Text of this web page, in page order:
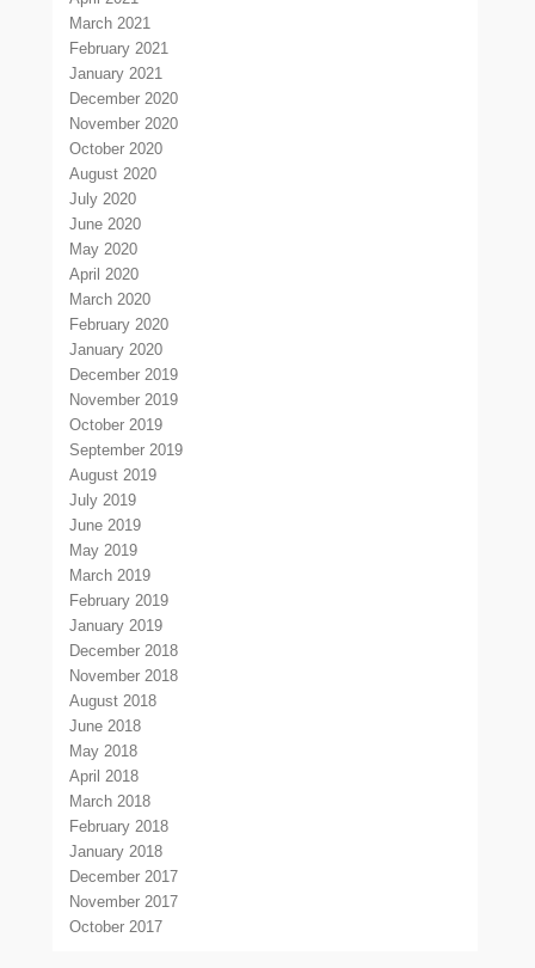
March 2021
February 2021
January 2021
December 2020
November 2020
October 2020
August 2020
July 2020
June 2020
May 2020
April 2020
March 2020
February 2020
January 2020
December 2019
November 2019
October 2019
September 2019
August 2019
July 2019
June 2019
May 2019
March 2019
February 2019
January 2019
December 2018
November 2018
August 2018
June 2018
May 2018
April 2018
March 2018
February 2018
January 2018
December 2017
November 2017
October 2017